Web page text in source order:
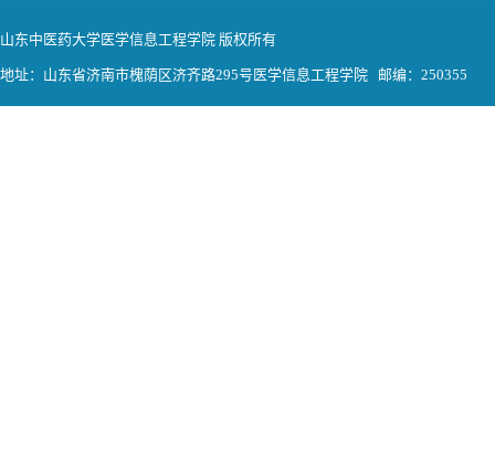
山东中医药大学医学信息工程学院 版权所有
地址：山东省济南市槐荫区济齐路295号医学信息工程学院 邮编：250355